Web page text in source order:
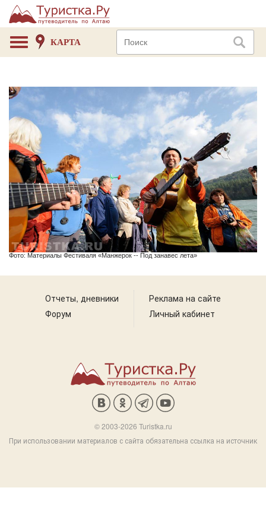
КАРТА
Фото: Материалы Фестиваля «Манжерок -- Под занавес лета»
Отчеты, дневники
Форум
Реклама на сайте
Личный кабинет
© 2003-2026 Turistka.ru
При использовании материалов с сайта обязательна ссылка на источник